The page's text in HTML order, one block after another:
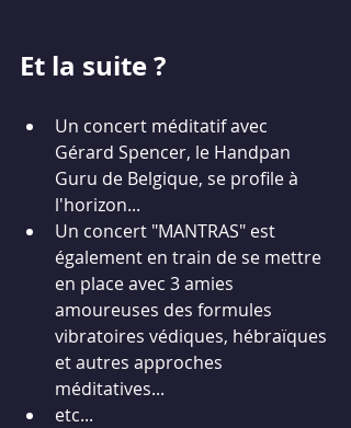
Et la suite ?
Un concert méditatif avec
Gérard Spencer, le Handpan
Guru de Belgique, se profile à
l'horizon...
Un concert "MANTRAS" est
également en train de se mettre
en place avec 3 amies
amoureuses des formules
vibratoires védiques, hébraïques
et autres approches
méditatives...
etc...